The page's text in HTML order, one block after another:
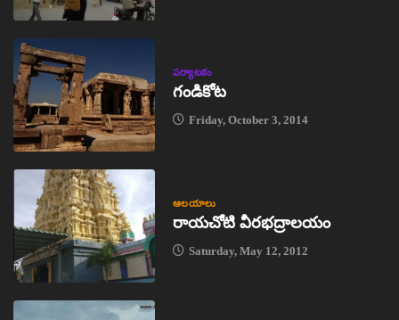
పర్యాటకం
గండికోట
Friday, October 3, 2014
ఆలయాలు
రాయచోటి వీరభద్రాలయం
Saturday, May 12, 2012